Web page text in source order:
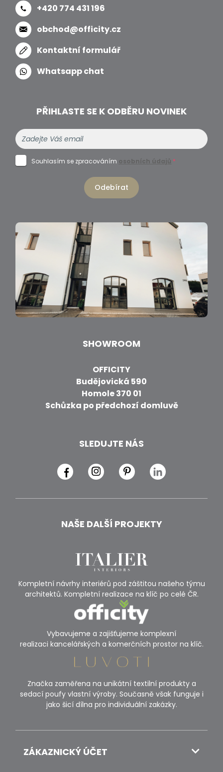
+420 774 431 196
obchod@officity.cz
Kontaktní formulář
Whatsapp chat
PŘIHLASTE SE K ODBĚRU NOVINEK
Souhlasím se zpracováním osobních údajů *
Odebírat
SHOWROOM
OFFICITY
Budějovická 590
Homole 370 01
Schůzka po předchozí domluvě
SLEDUJTE NÁS
NAŠE DALŠÍ PROJEKTY
Kompletní návrhy interiérů pod záštitou našeho týmu
architektů. Kompletní realizace na klíč po celé ČR.
Vybavujeme a zajišťujeme komplexní
realizaci kancelářských a komerčních prostor na klíč.
Značka zaměřena na unikátní textilní produkty a
sedací poufy vlastní výroby. Současně však funguje i
jako šicí dílna pro individuální zakázky.
ZÁKAZNICKÝ ÚČET